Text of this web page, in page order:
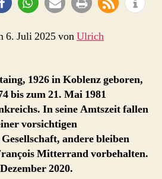
2020)
6. Juli 2025 vonUlrich
1926 in Koblenz geboren,
bis zum 21. Mai 1981
In seine Amtszeit fallen
vorsichtigen
andere bleiben
Mitterrand vorbehalten.
2020.